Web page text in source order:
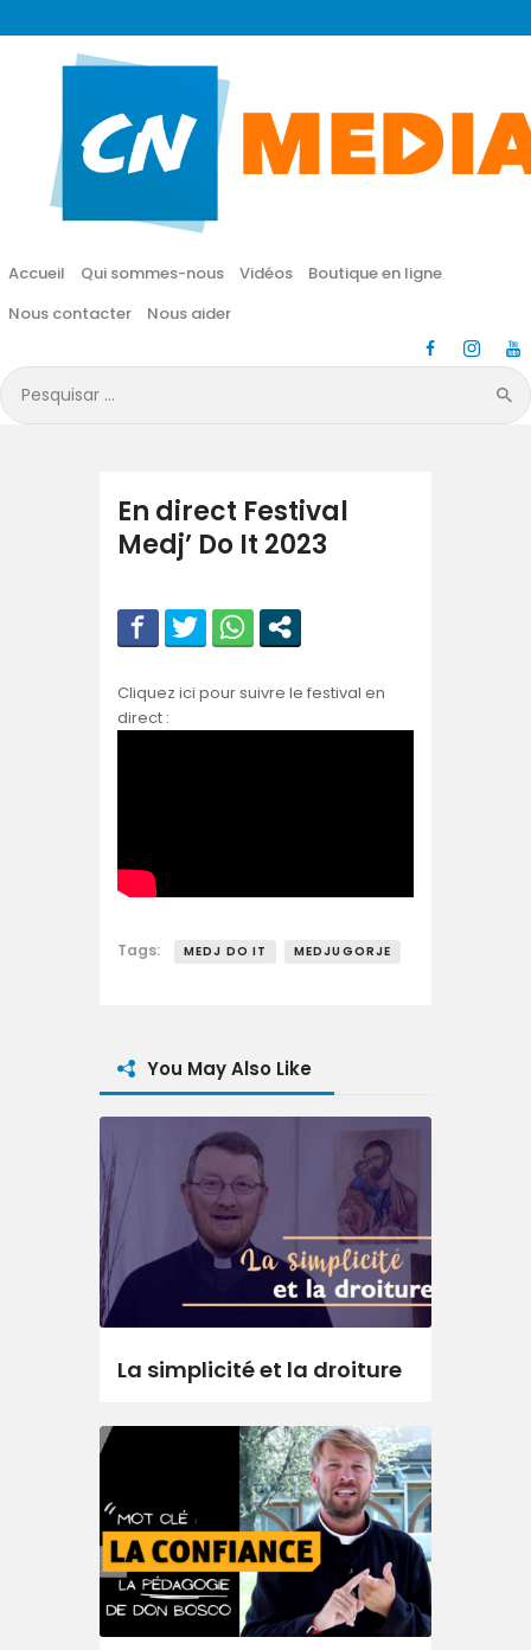
Accueil Qui sommes-nous Vidéos
Boutique en ligne
Nous contacter
Nous aider
Pesquisar
por:
CN MÉDIA
Une vie nouvelle en JESUS !
Accueil
Vidéos
Boutique en ligne
Nous aider
En direct Festival
Medj’ Do It 2023
Cliquez ici pour suivre le festival en
direct :
Tags: MEDJ DO IT MEDJUGORJE
You May Also Like
La simplicité et la droiture